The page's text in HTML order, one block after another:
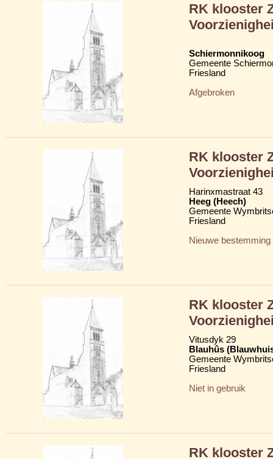
RK klooster
Schiermonnikoog
Gemeente
Friesland
Afgebroken
RK klooster
Harinxmastraat 43
Heeg (Heech)
Gemeente
Friesland
Nieuwe bestemming
RK klooster
Vitusdyk 29
Blauhûs
Gemeente
Friesland
Niet in gebruik
RK klooster